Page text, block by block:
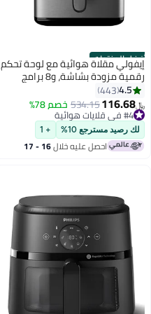
أفضل المنتجات
إيفولي مقلاة هوائية مع لوحة تحكم
رقمية مزودة بشاشة، و8 برامج
مسبقة الضبط، ووظيفة تسخين
مسبق مدمجة 5.5 L 1700 W
EVKA-AF5508D أسود
4.5
443
﷼‏116.68
534.15خصم 78%
#4 في قلايات هوائية
#4 في قلايات هوائية
لك رصيد مسترجع 10% + 1
احصل عليه خلال 16 - 17